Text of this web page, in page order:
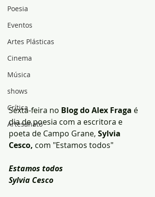
Poesia
Eventos
Artes Plásticas
Cinema
Música
shows
Crítica
Artesanato
Sexta-feira no Blog do Alex Fraga é
dia de poesia com a escritora e
poeta de Campo Grane, Sylvia
Cesco, com "Estamos todos"
Estamos todos
Sylvia Cesco